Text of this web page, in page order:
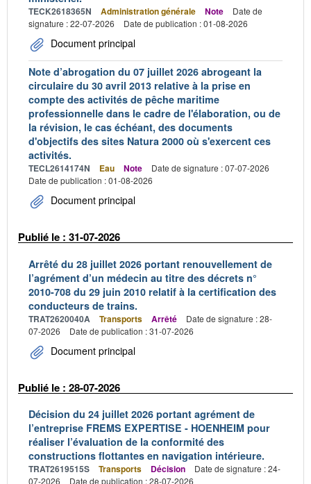
TECK2618365N Administration générale Note
Date de
signature : 22-07-2026
Date de publication : 01-08-2026
Document principal
Note d’abrogation du 07 juillet 2026 abrogeant la
circulaire du 30 avril 2013 relative à la prise en
compte des activités de pêche maritime
professionnelle dans le cadre de l'élaboration, ou de
la révision, le cas échéant, des documents
d'objectifs des sites Natura 2000 où s'exercent ces
activités.
TECL2614174N Eau Note
Date de signature : 07-07-2026
Date de publication : 01-08-2026
Document principal
Publié le : 31-07-2026
Arrêté du 28 juillet 2026 portant renouvellement de
l’agrément d’un médecin au titre des décrets n°
2010-708 du 29 juin 2010 relatif à la certification des
conducteurs de trains.
TRAT2620040A Transports Arrêté
Date de signature : 28-
07-2026
Date de publication : 31-07-2026
Document principal
Publié le : 28-07-2026
Décision du 24 juillet 2026 portant agrément de
l’entreprise FREMS EXPERTISE - HOENHEIM pour
réaliser l’évaluation de la conformité des
constructions flottantes en navigation intérieure.
TRAT2619515S Transports Décision
Date de signature : 24-
07-2026
Date de publication : 28-07-2026